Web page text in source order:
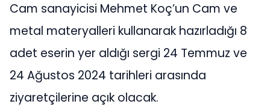
Cam sanayicisi Mehmet Koç’un Cam ve
metal materyalleri kullanarak hazırladığı 8
adet eserin yer aldığı sergi 24 Temmuz ve
24 Ağustos 2024 tarihleri arasında
ziyaretçilerine açık olacak.